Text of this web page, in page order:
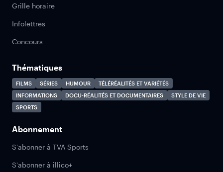
Grille horaire
Infolettres
Concours
Thématiques
FILMS SÉRIES HUMOUR
TÉLÉRÉALITÉS ET VARIÉTÉS
INFORMATIONS
DOCU-RÉALITÉS ET DOCUMENTAIRES
STYLE DE VIE
SPORTS
Abonnement
S'abonner à TVA Sports
S'abonner à illico+